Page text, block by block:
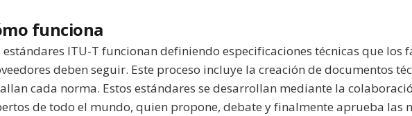
funciona
estándares ITU-T funcionan definiendo especificaciones técnicas que los
deben seguir. Este proceso incluye la creación de documentos
cada norma. Estos estándares se desarrollan mediante la
de todo el mundo, quien propone, debate y finalmente aprueba las